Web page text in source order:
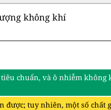
không khí
chuẩn, và ô nhiễm
được; tuy nhiên, một số chất